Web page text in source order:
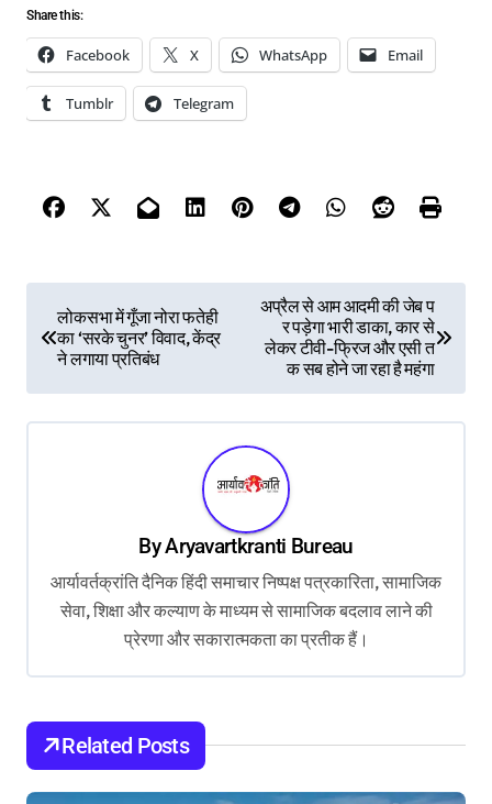
Share this:
Facebook X WhatsApp Email
Tumblr Telegram
o
n
लोकसभा में गूँजा नोरा फतेही
का ‘सरके चुनर’ विवाद, केंद्र
ने लगाया प्रतिबंध
अप्रैल से आम आदमी की जेब प
र पड़ेगा भारी डाका, कार से
लेकर टीवी-फ्रिज और एसी त
क सब होने जा रहा है महंगा
ByAryavartkranti Bureau
आर्यावर्तक्रांति दैनिक हिंदी समाचार निष्पक्ष पत्रकारिता, सामाजिक
सेवा, शिक्षा और कल्याण के माध्यम से सामाजिक बदलाव लाने की
प्रेरणा और सकारात्मकता का प्रतीक हैं।
Related Posts